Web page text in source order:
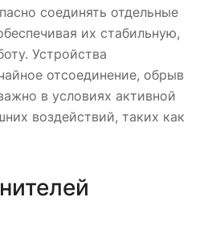
соединять отдельные
их стабильную,
Устройства
отсоединение, обрыв
в условиях активной
воздействий, таких как